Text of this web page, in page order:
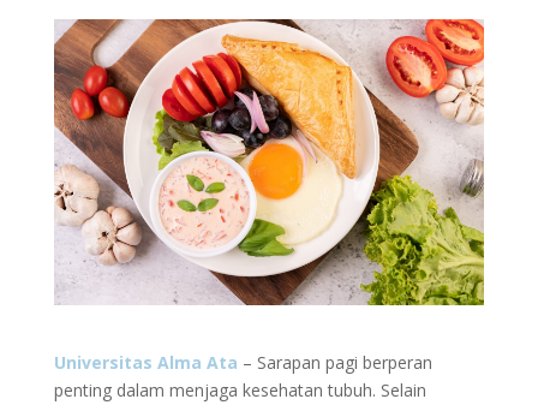
Universitas Alma Ata – Sarapan pagi berperan
penting dalam menjaga kesehatan tubuh. Selain